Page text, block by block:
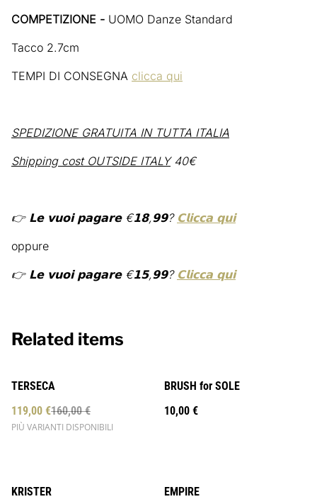
COMPETIZIONE - UOMO Danze Standard
Tacco 2.7cm
TEMPI DI CONSEGNA clicca qui
SPEDIZIONE GRATUITA IN TUTTA ITALIA
Shipping cost OUTSIDE ITALY40€
👉 𝗟𝗲 𝘃𝘂𝗼𝗶 𝗽𝗮𝗴𝗮𝗿𝗲 €𝟭𝟴,𝟵𝟵? 𝗖𝗹𝗶𝗰𝗰𝗮 𝗾𝘂𝗶
oppure
👉 𝗟𝗲 𝘃𝘂𝗼𝗶 𝗽𝗮𝗴𝗮𝗿𝗲 €𝟭𝟱,𝟵𝟵? 𝗖𝗹𝗶𝗰𝗰𝗮 𝗾𝘂𝗶
Related items
%
TERSECA
119,00 €160,00 €
PIÙ VARIANTI DISPONIBILI
BRUSH for SOLE
10,00 €
%
KRISTER %
EMPIRE